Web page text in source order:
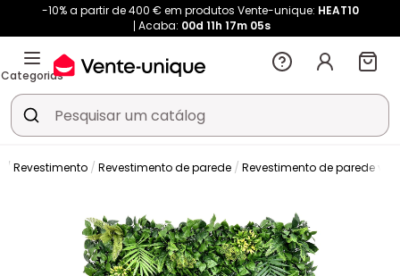
-10% a partir de 400 € em produtos Vente-unique: HEAT10
Acaba: 00d 11h 17m 04s
Categorias
Revestimento Revestimento de parede Revestimento de parede